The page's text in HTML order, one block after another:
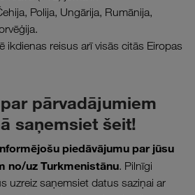
Polija, Ungārija, Rumānija,
ikdienas reisus arī visās citās Eiropas
pārvadājumiem
saņemsiet šeit!
piedāvājumu par jūsu
no/uz Turkmenistānu. Pilnīgi
uzreiz saņemsiet datus saziņai ar